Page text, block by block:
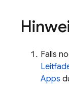
Falls
Apps